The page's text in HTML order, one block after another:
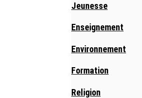
Jeunesse
Enseignement
Environnement
Formation
Religion